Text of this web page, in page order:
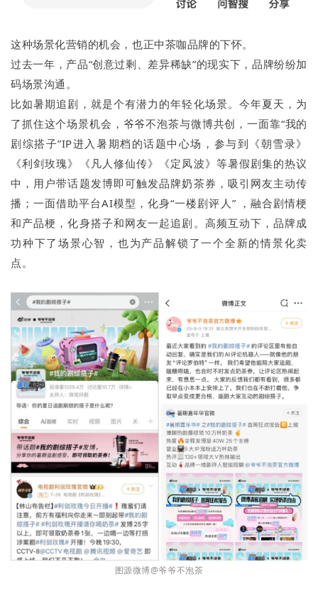
这种场景化营销的机会，也正中茶咖品牌的下怀。
过去一年，产品“创意过剩、差异稀缺”的现实下，品牌纷纷加
码场景沟通。
比如暑期追剧，就是个有潜力的年轻化场景。今年夏天，为
了抓住这个场景机会，爷爷不泡茶与微博共创，一面靠“我的
剧综搭子”IP进入暑期档的话题中心场，参与到《朝雪录》
《利剑玫瑰》《凡人修仙传》《定凤波》等暑假剧集的热议
中，用户带话题发博即可触发品牌奶茶券，吸引网友主动传
播；一面借助平台AI模型，化身“一楼剧评人” ，融合剧情梗
和产品梗，化身搭子和网友一起追剧。高频互动下，品牌成
功种下了场景心智，也为产品解锁了一个全新的情景化卖
点。
图源微博@爷爷不泡茶